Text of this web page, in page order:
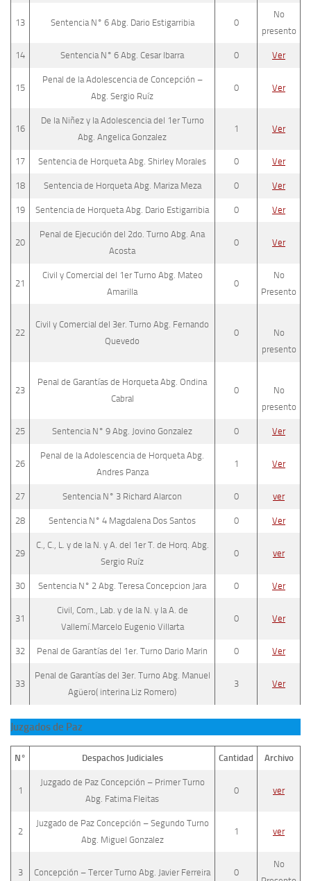
13 Sentencia N° 6 Abg. Dario Estigarribia 0
No
presento
14 Sentencia N° 6 Abg. Cesar Ibarra 0 Ver
15
Penal de la Adolescencia de Concepción –
Abg. Sergio Ruíz
0 Ver
16
De la Niñez y la Adolescencia del 1er Turno
Abg. Angelica Gonzalez
1 Ver
17 Sentencia de Horqueta Abg. Shirley Morales 0 Ver
18 Sentencia de Horqueta Abg. Mariza Meza 0 Ver
19 Sentencia de Horqueta Abg. Dario Estigarribia 0 Ver
20
Penal de Ejecución del 2do. Turno Abg. Ana
Acosta
0 Ver
21
Civil y Comercial del 1er Turno Abg. Mateo
Amarilla
0
No
Presento
22
Civil y Comercial del 3er. Turno Abg. Fernando
Quevedo
0
No
presento
23
Penal de Garantías de Horqueta Abg. Ondina
Cabral
0
No
presento
25 Sentencia N° 9 Abg. Jovino Gonzalez 0 Ver
26
Penal de la Adolescencia de Horqueta Abg.
Andres Panza
1 Ver
27 Sentencia N° 3 Richard Alarcon 0 ver
28 Sentencia N° 4 Magdalena Dos Santos 0 Ver
29
C., C., L. y de la N. y A. del 1er T. de Horq. Abg.
Sergio Ruíz
0 ver
30 Sentencia N° 2 Abg. Teresa Concepcion Jara 0 Ver
31
Civil, Com., Lab. y de la N. y la A. de
Vallemí.Marcelo Eugenio Villarta
0 Ver
32 Penal de Garantías del 1er. Turno Dario Marin 0 Ver
33
Penal de Garantías del 3er. Turno Abg. Manuel
Agüero( interina Liz Romero)
3 Ver
Juzgados de Paz
N° Despachos Judiciales Cantidad Archivo
1
Juzgado de Paz Concepción – Primer Turno
Abg. Fatima Fleitas
0 ver
2
Juzgado de Paz Concepción – Segundo Turno
Abg. Miguel Gonzalez
1 ver
3 Concepción – Tercer Turno Abg. Javier Ferreira 0
No